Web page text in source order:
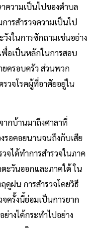
ความเป็นไปของตําบล
ารสํารวจความเป็นไป
งในการซักถามเช่นอย่าง
พื่อเป็นหลักในการสอบ
ครอบครัว ส่วนพวก
วจโรคผู้ที่อาศัยอยู่ใน
ากบ้านมาถึงศาลาที่
รอคอยนานจนถึงกับเสีย
ได้ทําการสํารวจในภาค
ะวันออกและภาคใต้ ใน
ดูฝน การสํารวจโดยวิธี
จครั้งนี้ย่อมเป็นการยาก
างได้กระทําไปอย่าง